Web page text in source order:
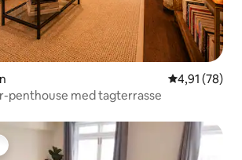
4,91 ud af 5
4,91 (78)
penthouse med tagterrasse